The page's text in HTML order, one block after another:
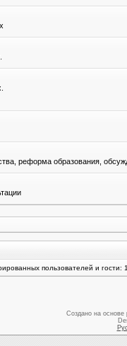
реформа образования,
пользователей и гости:
Создано на основе